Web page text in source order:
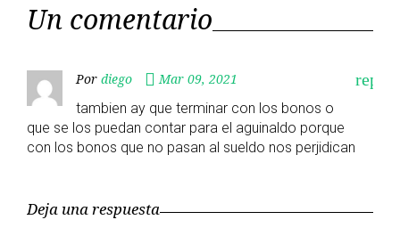
entradas
Un comentario
Por diego
Mar 09, 2021
tambien ay que terminar con los bonos o
que se los puedan contar para el aguinaldo porque
con los bonos que no pasan al sueldo nos perjidican
reply
Deja una respuesta